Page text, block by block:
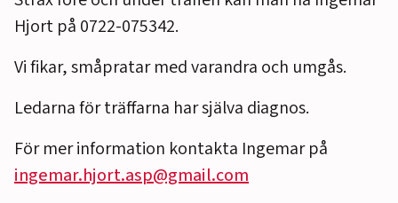
Hjort på 0722-075342.
Vi fikar, småpratar med varandra och umgås.
Ledarna för träffarna har själva diagnos.
För mer information kontakta Ingemar på
ingemar.hjort.asp@gmail.com